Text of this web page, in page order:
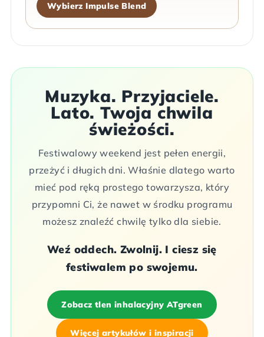
Wybierz Impulse Blend
Muzyka. Przyjaciele.
Lato. Twoja chwila
świeżości.
Festiwalowy weekend jest pełen energii,
przeżyć i długich dni. Właśnie dlatego warto
mieć pod ręką prostego towarzysza, który
przypomni Ci, że nawet w środku programu
możesz znaleźć chwilę tylko dla siebie.
Weź oddech. Zwolnij. I ciesz się
festiwalem po swojemu.
Zobacz tlen inhalacyjny ATgreen
Więcej artykułów i inspiracji